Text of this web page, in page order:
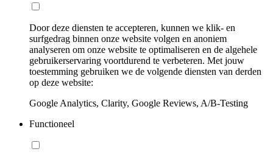
Door deze diensten te accepteren, kunnen we klik- en
surfgedrag binnen onze website volgen en anoniem
analyseren om onze website te optimaliseren en de algehele
gebruikerservaring voortdurend te verbeteren. Met jouw
toestemming gebruiken we de volgende diensten van derden
op deze website:
Google Analytics, Clarity, Google Reviews, A/B-Testing
Functioneel